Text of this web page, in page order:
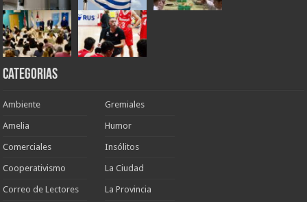
Categorias
Ambiente
Amelia
Comerciales
Cooperativismo
Correo de Lectores
Gremiales
Humor
Insólitos
La Ciudad
La Provincia